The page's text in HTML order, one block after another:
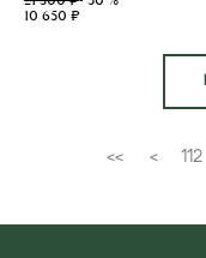
10 650 ₽
<< < 112